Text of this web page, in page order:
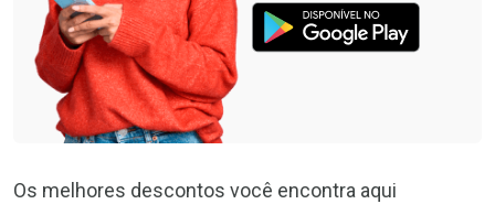
Os melhores descontos você encontra aqui